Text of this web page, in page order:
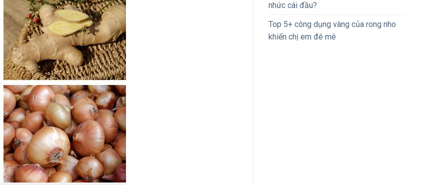
nhức cái đầu?
Top 5+ công dụng vàng của rong nho
khiến chị em đê mê